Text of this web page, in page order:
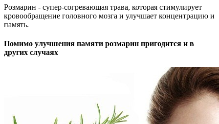
Розмарин - супер-согревающая трава, которая стимулирует
кровообращение головного мозга и улучшает концентрацию и
память.
Помимо улучшения памяти розмарин пригодится и в
других случаях